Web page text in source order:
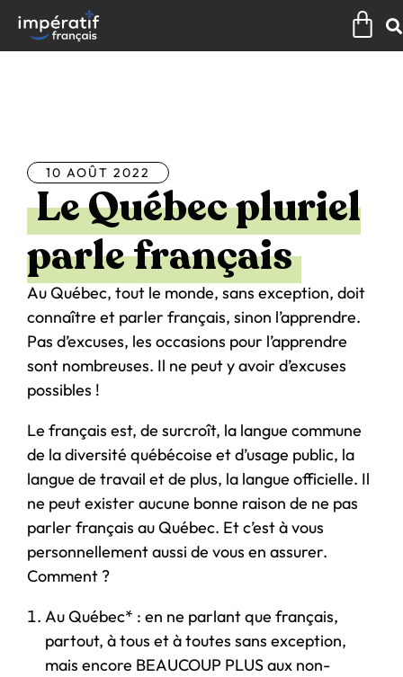
contenu
10 AOÛT 2022
Le Québec pluriel
parle français
Au Québec, tout le monde, sans exception, doit
connaître et parler français, sinon l’apprendre.
Pas d’excuses, les occasions pour l’apprendre
sont nombreuses. Il ne peut y avoir d’excuses
possibles !
Le français est, de surcroît, la langue commune
de la diversité québécoise et d’usage public, la
langue de travail et de plus, la langue officielle. Il
ne peut exister aucune bonne raison de ne pas
parler français au Québec. Et c’est à vous
personnellement aussi de vous en assurer.
Comment ?
Au Québec* : en ne parlant que français,
partout, à tous et à toutes sans exception,
mais encore BEAUCOUP PLUS aux non-